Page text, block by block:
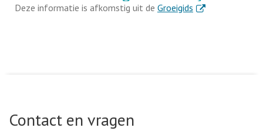
Deze informatie is afkomstig uit de Groeigids . Externe link
Contact en vragen